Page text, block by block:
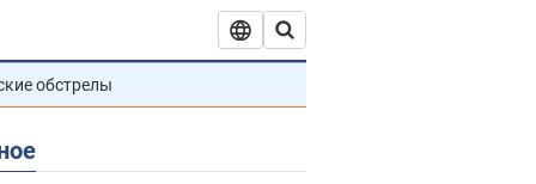
обстрелы